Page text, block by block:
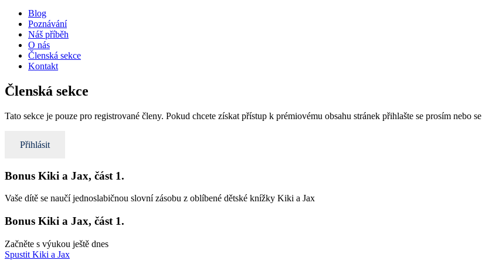
Blog
Poznávání
Náš příběh
O nás
Členská sekce
Kontakt
Členská sekce
Tato sekce je pouze pro registrované členy. Pokud chcete získat přístup k prémiovému obsahu stránek přihlašte se prosím nebo se
Přihlásit
Bonus Kiki a Jax, část 1.
Vaše dítě se naučí jednoslabičnou slovní zásobu z oblíbené dětské knížky Kiki a Jax
Bonus Kiki a Jax, část 1.
Začněte s výukou ještě dnes
Spustit Kiki a Jax